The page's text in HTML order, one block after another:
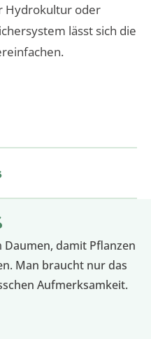
Hydrokultur oder
lässt sich die
damit Pflanzen
Man braucht nur das
Aufmerksamkeit.